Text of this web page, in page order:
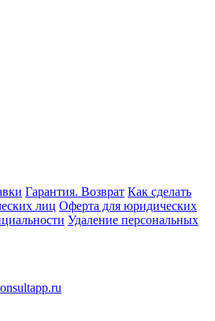
Гарантия. Возврат Как сделать
лиц Оферта для юридических
Удаление персональных